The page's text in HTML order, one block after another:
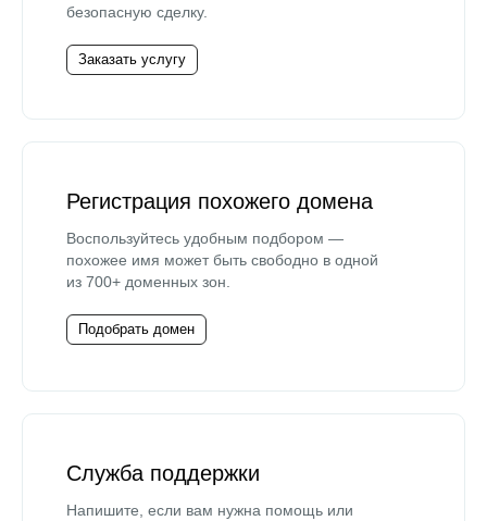
безопасную сделку.
Заказать услугу
Регистрация похожего домена
Воспользуйтесь удобным подбором —
похожее имя может быть свободно в одной
из 700+ доменных зон.
Подобрать домен
Служба поддержки
Напишите, если вам нужна помощь или